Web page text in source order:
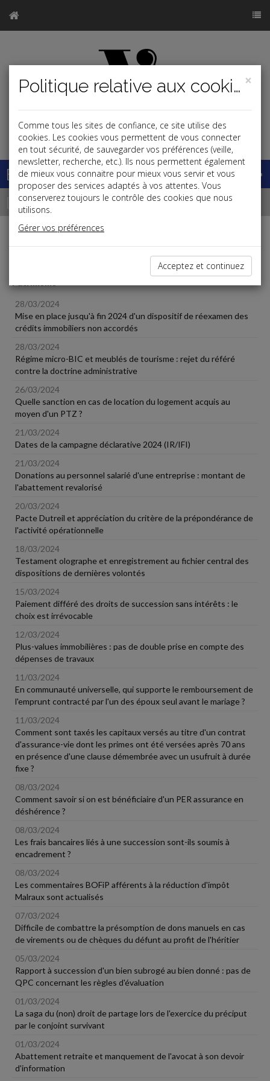
Base documentaire
Dépêches
Liste des dernières dépêches
28/03/2024
Mise en place jusqu'à fin 2024 d'un dispositif de réexamen des
crédits immobiliers non accordés
28/03/2024
Régime micro-BIC et meublés de tourisme : rejet du référé
contre la doctrine administrative
26/03/2024
Quelle sanction en cas de location du logement acquis au
moyen d'un PTZ ?
21/03/2024
Dates de la campagne déclarative 2024 (IR/IFI)
21/03/2024
Donations au personnel salarié d'une entreprise : montant de
l'abattement revalorisé
20/03/2024
Pacte Dutreil et appréciation du critère de la prépondérance de
l'activité opérationnelle
18/03/2024
Testament olographe et enregistrement au fichier central des
dispositions de dernières volontés
15/03/2024
Paiement différé des droits de succession sans intérêts : le
choix est irrévocable
12/03/2024
Plus-values immobilières : pas de double prise en compte des
dépenses de travaux
11/03/2024
En communauté universelle, qui supporte le remboursement de
l'emprunt contracté par l'un des époux seul avant le mariage ?
11/03/2024
Comment sont taxés les capitaux versés au titre d'un contrat
d'assurance-vie dont les primes ont été versées après 70 ans
en présence d'une clause démembrée avec un usufruit à durée
fixe ?
08/03/2024
Comment savoir si on est bénéficiaire d'un PER assurance en
déshérence ?
08/03/2024
Les frais bancaires liés à une succession sont-ils soumis à
encadrement ?
08/03/2024
Les commentaires BOFiP afférents à la réduction d'impôt
Malraux sont actualisés
07/03/2024
Difficile de combattre la présomption de dons manuels en cas
de virements ou de chèques du défunt au profit de l'héritier
05/03/2024
Rapport à succession d'un bien subrogé au bien donné : pas de
QPC concernant les règles d'évaluation
01/03/2024
La saga du (non) droit de partage lors de l'exercice du préciput
par le conjoint survivant
01/03/2024
Abattement retraite et manquement de l'avocat à son devoir
d'information
×
Politique relative aux cookies
Comme tous les sites de confiance, ce site utilise des
cookies. Les cookies vous permettent de vous connecter
en tout sécurité, de sauvegarder vos préférences (veille,
newsletter, recherche, etc.). Ils nous permettent également
de mieux vous connaitre pour mieux vous servir et vous
proposer des services adaptés à vos attentes. Vous
conserverez toujours le contrôle des cookies que nous
utilisons.
Gérer vos préférences
Acceptez et continuez